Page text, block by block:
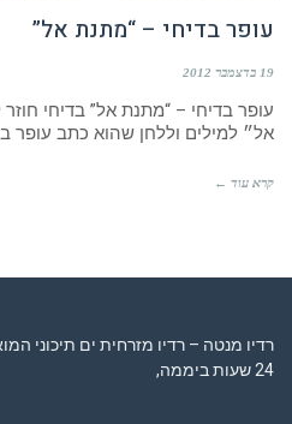
עופר בדיחי – “מתנת אל”
19 בדצמבר 2012
עופר בדיחי – “מתנת אל” בדיחי
אל״ למילים וללחן שהוא כתב עופר
קרא עוד ←
רדיו מנטה – רדיו מזרחית ים תיכוני
24 שעות ביממה,